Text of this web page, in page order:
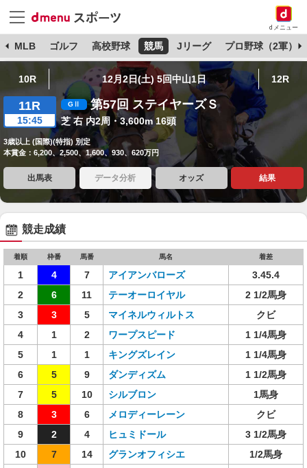
dメニュー
MLB ゴルフ 高校野球 競馬 Jリーグ プロ野球（2軍）
10R 12月2日(土) 5回中山1日 12R
11R
15:45
第57回 ステイヤーズＳ
芝 右 内2周・3,600m 16頭
3歳以上 (国際)(特指) 別定
本賞金：6,200、2,500、1,600、930、620万円
出馬表 データ分析 オッズ 結果
競走成績
着順 枠番 馬番 馬名 着差
1 4 7 アイアンバローズ
3.45.4
2
6 11 テーオーロイヤル
2 1/2馬身
3
3 5 マイネルウィルトス
クビ
4
1 2 ワープスピード
1 1/4馬身
5
1 1 キングズレイン
1 1/4馬身
6
5 9 ダンディズム
1 1/2馬身
7
5 10 シルブロン
1馬身
8
3 6 メロディーレーン
クビ
9
2 4 ヒュミドール
3 1/2馬身
10
7 14 グランオフィシエ
1/2馬身